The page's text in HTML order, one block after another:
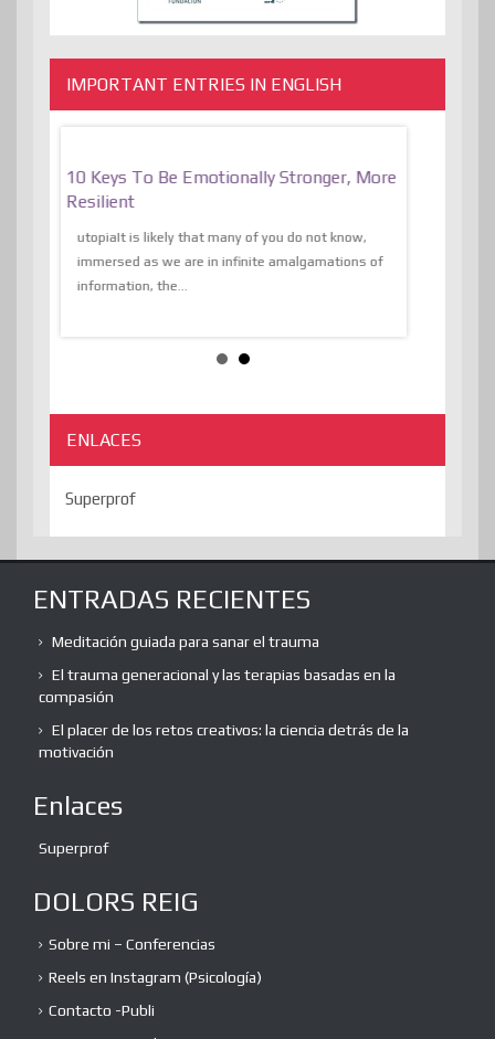
IMPORTANT ENTRIES IN ENGLISH
10 Keys To Be Emotionally Stronger, More
Resilient
utopiaIt is likely that many of you do not know,
immersed as we are in infinite amalgamations of
information, the...
ENLACES
Superprof
ENTRADAS RECIENTES
Meditación guiada para sanar el trauma
El trauma generacional y las terapias basadas en la
compasión
El placer de los retos creativos: la ciencia detrás de la
motivación
Enlaces
Superprof
DOLORS REIG
Sobre mi – Conferencias
Reels en Instagram (Psicología)
Contacto -Publi